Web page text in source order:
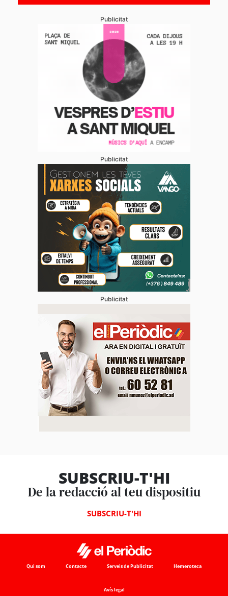
Publicitat
Publicitat
Publicitat
SUBSCRIU-T'HI
De la redacció al teu dispositiu
SUBSCRIU-T'HI
Qui som Contacte Serveis de Publicitat Hemeroteca
Avís legal